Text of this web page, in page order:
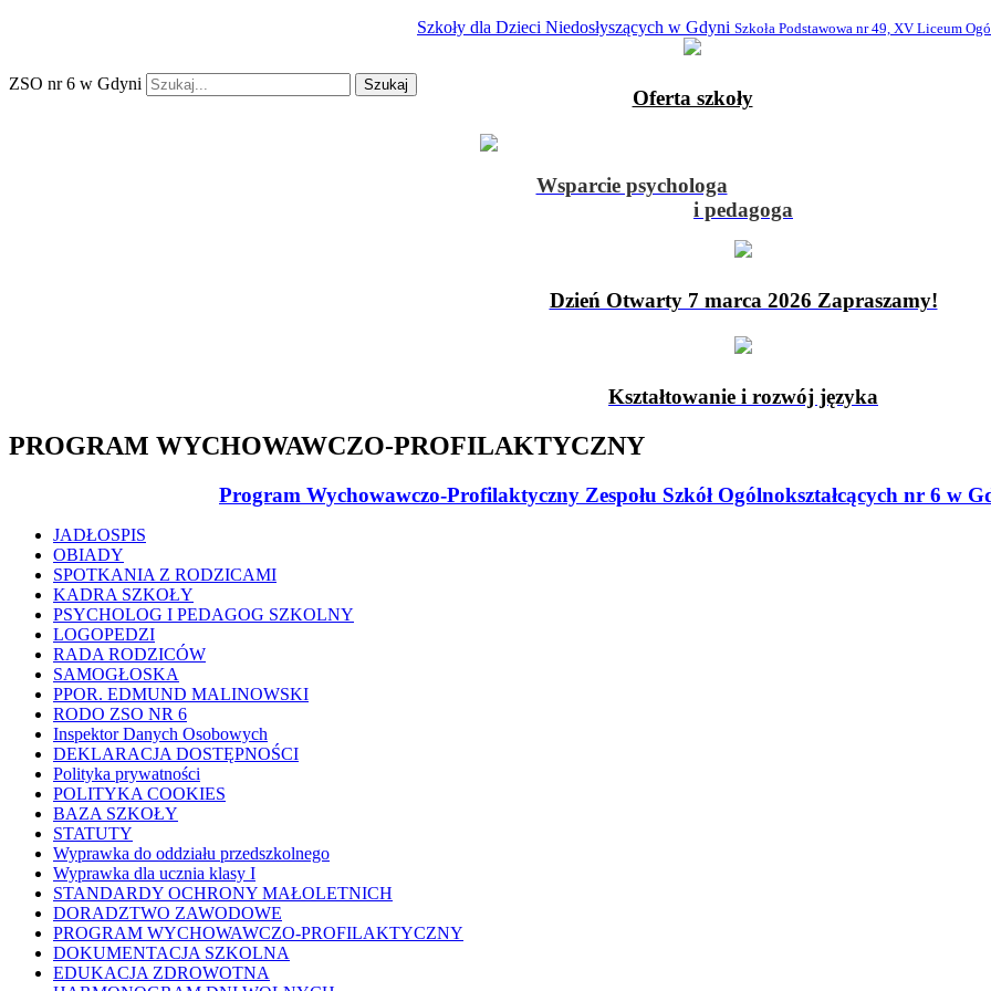
ZSO nr 6 w Gdyni Szukaj
Szkoły dla Dzieci Niedosłyszących w Gdyni Szkoła Podstawowa nr 49, XV Liceum
Oferta szkoły
Wsparcie psychologa
i pedagoga
Dzień Otwarty 7 marca 2026 Zapraszamy!
Kształtowanie i rozwój języka
PROGRAM WYCHOWAWCZO-PROFILAKTYCZNY
Program Wychowawczo-Profilaktyczny Zespołu Szkół Ogólnokształcących nr 6 w
JADŁOSPIS
OBIADY
SPOTKANIA Z RODZICAMI
KADRA SZKOŁY
PSYCHOLOG I PEDAGOG SZKOLNY
LOGOPEDZI
RADA RODZICÓW
SAMOGŁOSKA
PPOR. EDMUND MALINOWSKI
RODO ZSO NR 6
Inspektor Danych Osobowych
DEKLARACJA DOSTĘPNOŚCI
Polityka prywatności
POLITYKA COOKIES
BAZA SZKOŁY
STATUTY
Wyprawka do oddziału przedszkolnego
Wyprawka dla ucznia klasy I
STANDARDY OCHRONY MAŁOLETNICH
DORADZTWO ZAWODOWE
PROGRAM WYCHOWAWCZO-PROFILAKTYCZNY
DOKUMENTACJA SZKOLNA
EDUKACJA ZDROWOTNA